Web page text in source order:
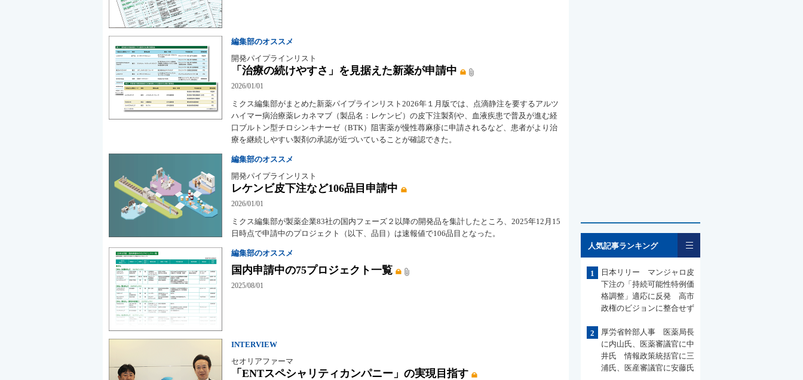
編集部のオススメ
開発パイプラインリスト
「治療の続けやすさ」を見据えた新薬が申請中
2026/01/01
ミクス編集部がまとめた新薬パイプラインリスト2026年１月版では、点滴静注を要するアルツ
ハイマー病治療薬レカネマブ（製品名：レケンビ）の皮下注製剤や、血液疾患で普及が進む経
口ブルトン型チロシンキナーゼ（BTK）阻害薬が慢性蕁麻疹に申請されるなど、患者がより治
療を継続しやすい製剤の承認が近づいていることが確認できた。
編集部のオススメ
開発パイプラインリスト
レケンビ皮下注など106品目申請中
2026/01/01
ミクス編集部が製薬企業83社の国内フェーズ２以降の開発品を集計したところ、2025年12月15
日時点で申請中のプロジェクト（以下、品目）は速報値で106品目となった。
編集部のオススメ
国内申請中の75プロジェクト一覧
2025/08/01
INTERVIEW
セオリアファーマ
「ENTスペシャリティカンパニー」の実現目指す
人気記事ランキング
1
日本リリー マンジャロ皮
下注の「持続可能性特例価
格調整」適応に反発 高市
政権のビジョンに整合せず
2
厚労省幹部人事 医薬局長
に内山氏、医薬審議官に中
井氏 情報政策統括官に三
浦氏、医産審議官に安藤氏